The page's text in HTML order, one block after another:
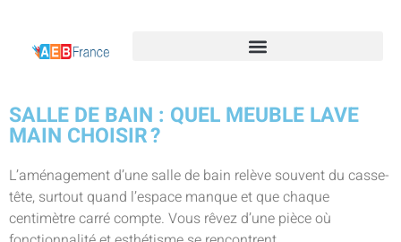
SALLE DE BAIN : QUEL MEUBLE LAVE
MAIN CHOISIR ?
L’aménagement d’une salle de bain relève souvent du casse-
tête, surtout quand l’espace manque et que chaque
centimètre carré compte. Vous rêvez d’une pièce où